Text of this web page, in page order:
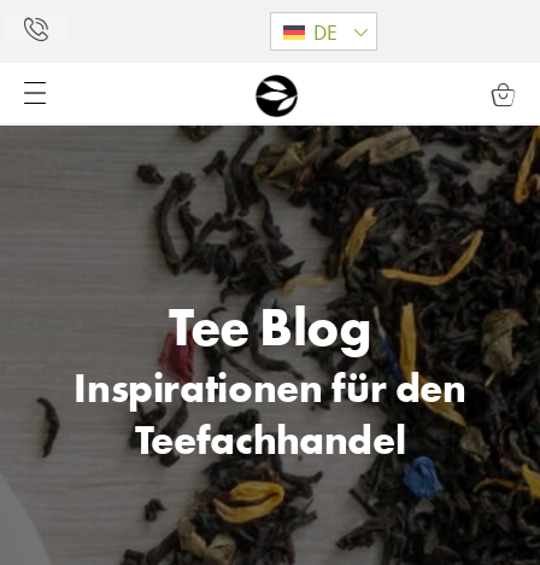
DE
Tee Blog
Inspirationen für den
Teefachhandel